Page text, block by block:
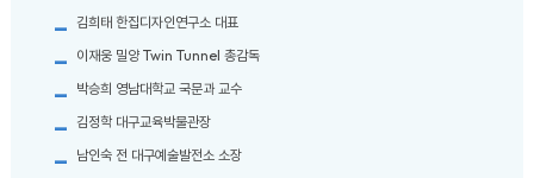
김희태 한집디자인연구소 대표
이재웅 밀양 Twin Tunnel 총감독
박승희 영남대학교 국문과 교수
김정학 대구교육박물관장
남인숙 전 대구예술발전소 소장